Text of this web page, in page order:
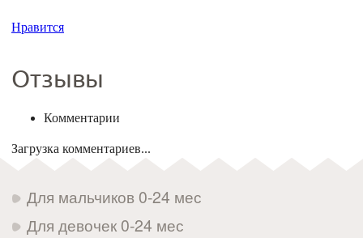
Нравится
Отзывы
Комментарии
Загрузка комментариев...
Для мальчиков 0-24 мес
Для девочек 0-24 мес